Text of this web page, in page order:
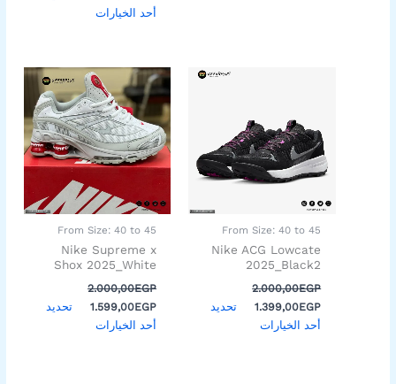
أحد الخيارات
From Size: 40 to 45
Nike ACG Lowcate
2025_Black2
2.000,00EGP
1.399,00EGP
السعر
تحديد
أحد الخيارات
هناك
الأشكال
المختلفة
لهذا
المنتج.
اختيار
الخيارات
على
From Size: 40 to 45
Nike Supreme x
Shox 2025_White
2.000,00EGP
السعر
الأصلي
هو:
2.000,00EGP.
1.599,00EGP
السعر
الحالي
هو:
1.599,00EGP.
تحديد
أحد الخيارات
العديد
من
الأشكال
المختلفة
لهذا
المنتج.
يمكن
اختيار
الخيارات
على